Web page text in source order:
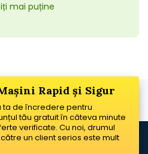
mai puține
Rapid și Sigur
ta de încredere pentru
tău gratuit în câteva minute
verificate. Cu noi, drumul
un client serios este mult